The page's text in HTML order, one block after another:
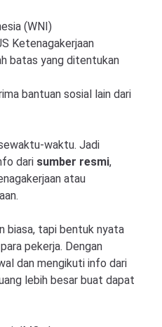
(WNI)
Ketenagakerjaan
batas yang ditentukan
bantuan sosial lain dari
waktu. Jadi
dari sumber resmi,
atau
biasa, tapi bentuk nyata
pekerja. Dengan
dan mengikuti info dari
lebih besar buat dapat